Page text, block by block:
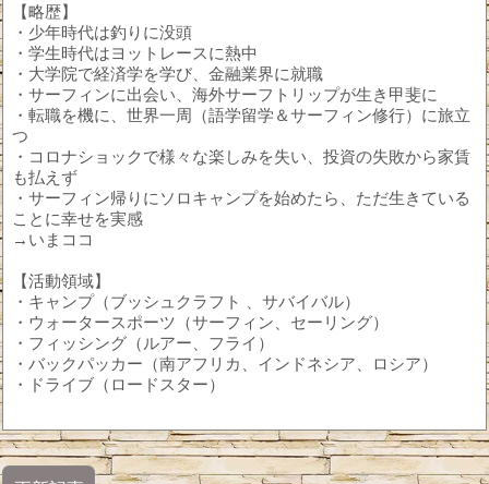
【略歴】
・少年時代は釣りに没頭
・学生時代はヨットレースに熱中
・大学院で経済学を学び、金融業界に就職
・サーフィンに出会い、海外サーフトリップが生き甲斐に
・転職を機に、世界一周（語学留学＆サーフィン修行）に旅立
つ
・コロナショックで様々な楽しみを失い、投資の失敗から家賃
も払えず
・サーフィン帰りにソロキャンプを始めたら、ただ生きている
ことに幸せを実感
→いまココ
【活動領域】
・キャンプ（ブッシュクラフト 、サバイバル）
・ウォータースポーツ（サーフィン、セーリング）
・フィッシング（ルアー、フライ）
・バックパッカー（南アフリカ、インドネシア、ロシア）
・ドライブ（ロードスター）